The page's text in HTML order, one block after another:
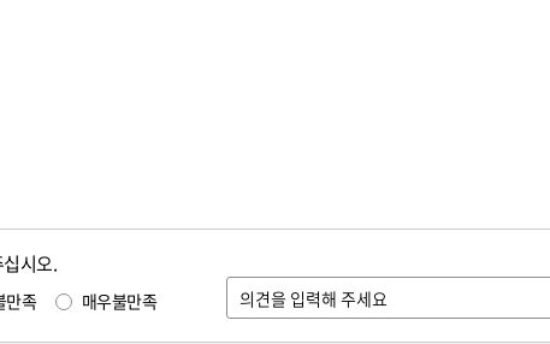
시오.
만족 매우불만족